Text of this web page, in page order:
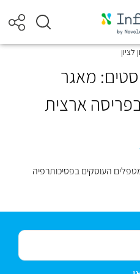
לציון
מאגר
ארצית
העוסקים בפסיכותרפיה